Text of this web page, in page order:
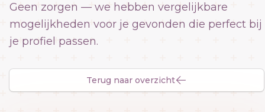
Geen zorgen — we hebben vergelijkbare
mogelijkheden voor je gevonden die perfect bij
je profiel passen.
Terug naar overzicht